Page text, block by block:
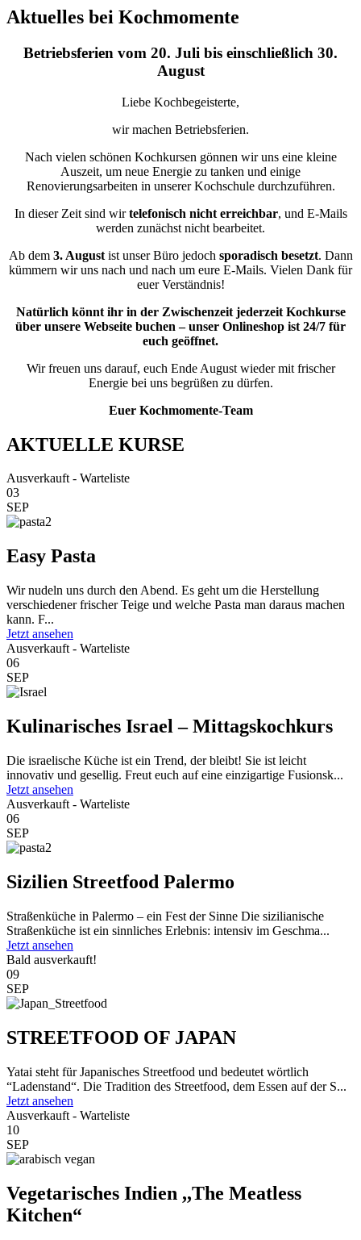
Aktuelles bei Kochmomente
Betriebsferien vom 20. Juli bis einschließlich 30.
August
Liebe Kochbegeisterte,
wir machen Betriebsferien.
Nach vielen schönen Kochkursen gönnen wir uns eine kleine
Auszeit, um neue Energie zu tanken und einige
Renovierungsarbeiten in unserer Kochschule durchzuführen.
In dieser Zeit sind wirtelefonisch nicht erreichbar, und E-Mails
werden zunächst nicht bearbeitet.
Ab dem 3. Augustist unser Büro jedoch sporadisch besetzt. Dann
kümmern wir uns nach und nach um eure E-Mails. Vielen Dank für
euer Verständnis!
Natürlich könnt ihr in der Zwischenzeit jederzeit Kochkurse
über unsere Webseite buchen – unser Onlineshop ist 24/7 für
euch geöffnet.
Wir freuen uns darauf, euch Ende August wieder mit frischer
Energie bei uns begrüßen zu dürfen.
Euer Kochmomente-Team
AKTUELLE KURSE
Ausverkauft - Warteliste
03
SEP
Easy Pasta
Wir nudeln uns durch den Abend. Es geht um die Herstellung
verschiedener frischer Teige und welche Pasta man daraus machen
kann. F...
Jetzt ansehen
Ausverkauft - Warteliste
06
SEP
Kulinarisches Israel – Mittagskochkurs
Die israelische Küche ist ein Trend, der bleibt! Sie ist leicht
innovativ und gesellig. Freut euch auf eine einzigartige Fusionsk...
Jetzt ansehen
Ausverkauft - Warteliste
06
SEP
Sizilien Streetfood Palermo
Straßenküche in Palermo – ein Fest der Sinne Die sizilianische
Straßenküche ist ein sinnliches Erlebnis: intensiv im Geschma...
Jetzt ansehen
Bald ausverkauft!
09
SEP
STREETFOOD OF JAPAN
Yatai steht für Japanisches Streetfood und bedeutet wörtlich
“Ladenstand“. Die Tradition des Streetfood, dem Essen auf der S...
Jetzt ansehen
Ausverkauft - Warteliste
10
SEP
Vegetarisches Indien ,,The Meatless
Kitchen“